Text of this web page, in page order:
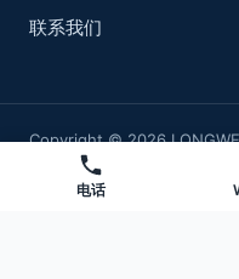
联系我们
Copyright © 2026
网站地图浙ICP备
电话